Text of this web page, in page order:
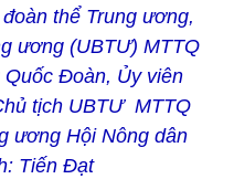
thể Trung ương,
ương (UBTƯ) MTTQ
Đoàn, Ủy viên
tịch UBTƯ MTTQ
ương Hội Nông dân
Tiến Đạt